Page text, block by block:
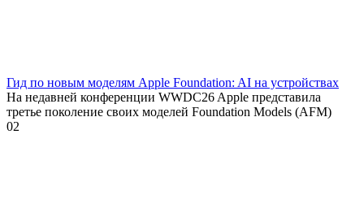
Гид по новым моделям Apple Foundation: AI на устройствах
На недавней конференции WWDC26 Apple представила
третье поколение своих моделей Foundation Models (AFM)
02